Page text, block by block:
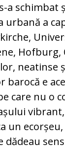
a schimbat
urbană a
Hofburg,
barocă e
care nu o
un